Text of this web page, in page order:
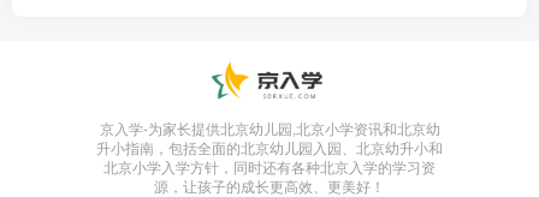
京入学-为家长提供北京幼儿园,北京小学资讯和北京幼
升小指南，包括全面的北京幼儿园入园、北京幼升小和
北京小学入学方针，同时还有各种北京入学的学习资
源，让孩子的成长更高效、更美好！